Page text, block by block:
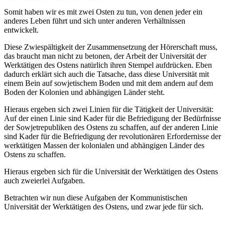
Somit haben wir es mit zwei Osten zu tun, von denen jeder ein
anderes Leben führt und sich unter anderen Verhältnissen
entwickelt.
Diese Zwiespältigkeit der Zusammensetzung der Hörerschaft muss,
das braucht man nicht zu betonen, der Arbeit der Universität der
Werktätigen des Ostens natürlich ihren Stempel aufdrücken. Eben
dadurch erklärt sich auch die Tatsache, dass diese Universität mit
einem Bein auf sowjetischem Boden und mit dem andern auf dem
Boden der Kolonien und abhängigen Länder steht.
Hieraus ergeben sich zwei Linien für die Tätigkeit der Universität:
Auf der einen Linie sind Kader für die Befriedigung der Bedürfnisse
der Sowjetrepubliken des Ostens zu schaffen, auf der anderen Linie
sind Kader für die Befriedigung der revolutionären Erfordernisse der
werktätigen Massen der kolonialen und abhängigen Länder des
Ostens zu schaffen.
Hieraus ergeben sich für die Universität der Werktätigen des Ostens
auch zweierlei Aufgaben.
Betrachten wir nun diese Aufgaben der Kommunistischen
Universität der Werktätigen des Ostens, und zwar jede für sich.